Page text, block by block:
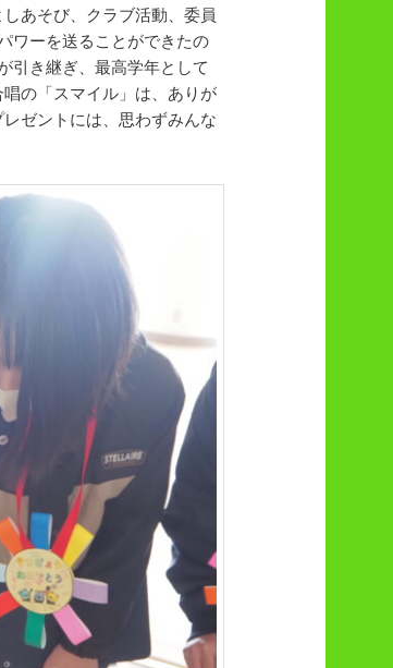
あそび、クラブ活動、委員
ワーを送ることができたの
引き継ぎ、最高学年として
の「スマイル」は、ありが
ゼントには、思わずみんな